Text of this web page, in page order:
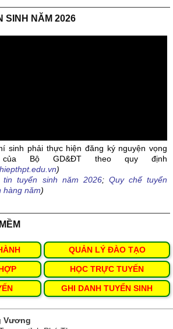
SINH NĂM 2026
sinh phải thực hiện đăng ký nguyện vọng
Bộ GD&ĐT theo quy định
)
tin tuyển sinh năm 2026; Quy chế tuyển
hàng năm)
QUẢN LÝ ĐÀO TẠO
HỌC TRỰC TUYẾN
GHI DANH TUYỂN SINH
Vương